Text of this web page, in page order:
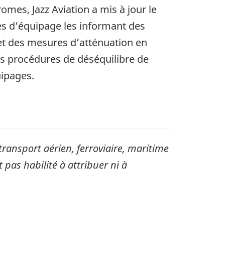
Jazz Aviation a mis à jour le
d’équipage les informant des
des mesures d’atténuation en
procédures de déséquilibre de
aérien, ferroviaire, maritime
pas habilité à attribuer ni à